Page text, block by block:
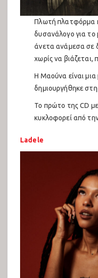
Πλωτή πλατφόρμα
δυσανάλογο για το
άνετα ανάμεσα σε
χωρίς να βιάζεται,
Η Μαούνα είναι
δημιουργήθηκε
Το πρώτο της CD
κυκλοφορεί από
Ladele